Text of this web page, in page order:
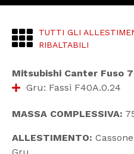
TUTTI GLI
RIBALTABILI
Mitsubishi Canter Fuso
Gru: Fassi F40A.0.24
MASSA COMPLESSIVA:
ALLESTIMENTO: